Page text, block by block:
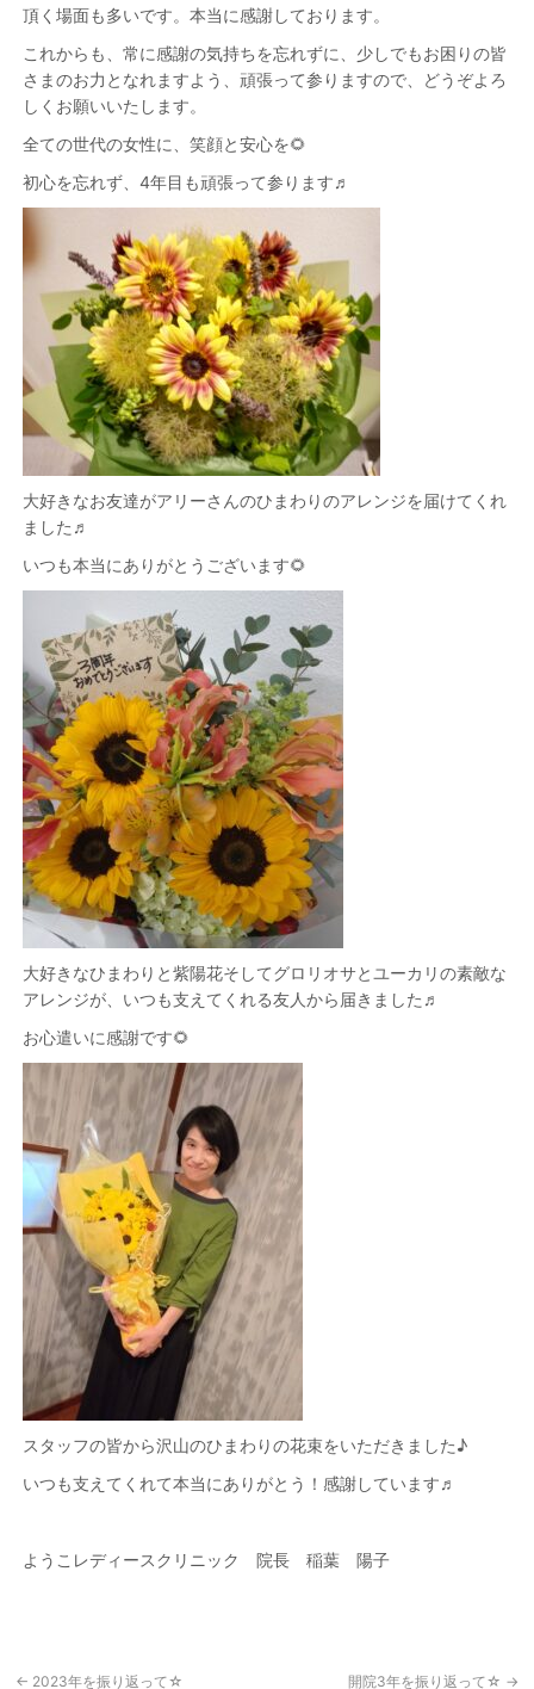
頂く場面も多いです。本当に感謝しております。
これからも、常に感謝の気持ちを忘れずに、少しでもお困りの皆
さまのお力となれますよう、頑張って参りますので、どうぞよろ
しくお願いいたします。
全ての世代の女性に、笑顔と安心を🌻
初心を忘れず、4年目も頑張って参ります♬
大好きなお友達がアリーさんのひまわりのアレンジを届けてくれ
ました♬
いつも本当にありがとうございます🌻
大好きなひまわりと紫陽花そしてグロリオサとユーカリの素敵な
アレンジが、いつも支えてくれる友人から届きました♬
お心遣いに感謝です🌻
スタッフの皆から沢山のひまわりの花束をいただきました♪
いつも支えてくれて本当にありがとう！感謝しています♬
ようこレディースクリニック 院長 稲葉 陽子
← 2023年を振り返って☆ 開院3年を振り返って☆ →